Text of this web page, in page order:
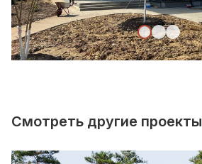
Смотреть другие проекты